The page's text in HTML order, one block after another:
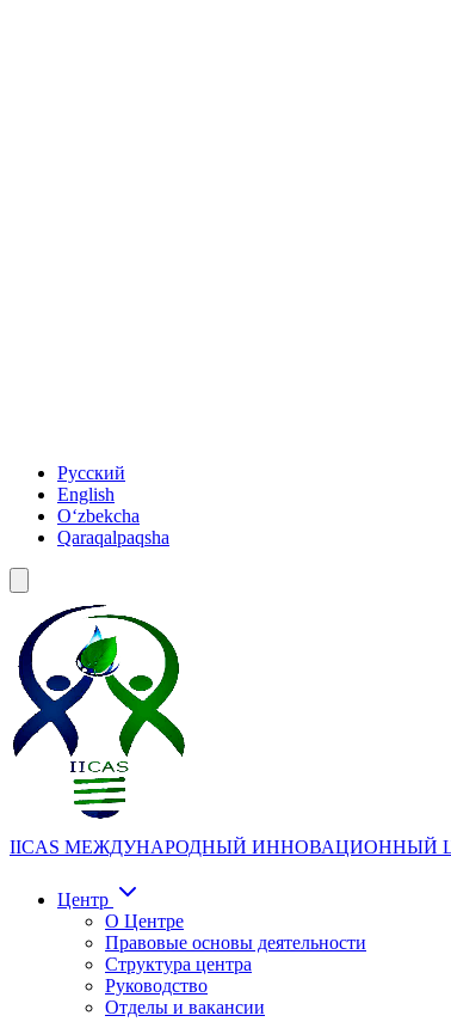
Русский
English
Oʻzbekcha
Qaraqalpaqsha
IICAS МЕЖДУНАРОДНЫЙ ИННОВАЦИОННЫЙ
Центр
О Центре
Правовые основы деятельности
Структура центра
Руководство
Отделы и вакансии